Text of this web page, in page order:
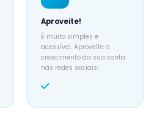
Aproveite!
É muito simples e
acessível. Aproveite o
crescimento da sua conta
nas redes sociais!